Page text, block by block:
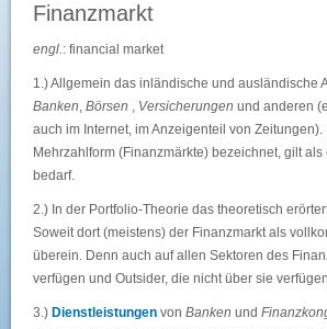
Finanzmarkt
engl.: financial market
1.) Allgemein das inländische und
Banken, Börsen , Versicherungen und anderen
auch im Internet, im Anzeigenteil von
Mehrzahlform (Finanzmärkte) bezeichnet, gilt
bedarf.
2.) In der Portfolio-Theorie das theoretisch
Soweit dort (meistens) der Finanzmarkt als
überein. Denn auch auf allen Sektoren des
verfügen und Outsider, die nicht über sie
3.) Dienstleistungen von Banken und